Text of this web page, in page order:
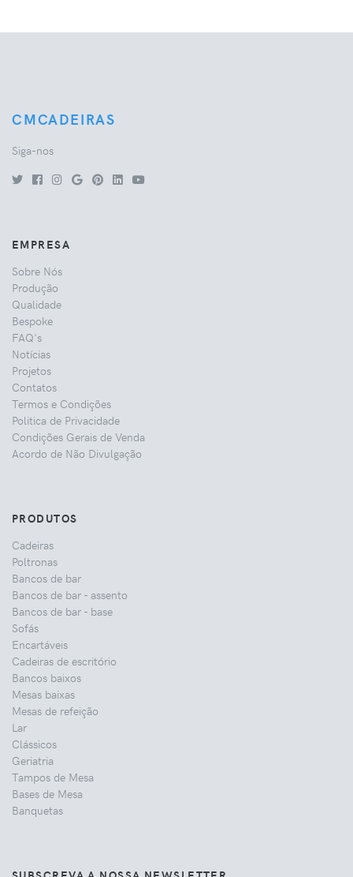
CMCADEIRAS
Siga-nos
EMPRESA
Sobre Nós
Produção
Qualidade
Bespoke
FAQ's
Notícias
Projetos
Contatos
Termos e Condições
Politica de Privacidade
Condições Gerais de Venda
Acordo de Não Divulgação
PRODUTOS
Cadeiras
Poltronas
Bancos de bar
Bancos de bar - assento
Bancos de bar - base
Sofás
Encartáveis
Cadeiras de escritório
Bancos baixos
Mesas baixas
Mesas de refeição
Lar
Clássicos
Geriatria
Tampos de Mesa
Bases de Mesa
Banquetas